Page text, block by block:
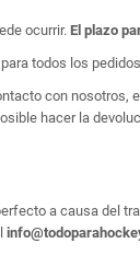
ocurrir. El plazo
todos los
con
hacer la
a causa del